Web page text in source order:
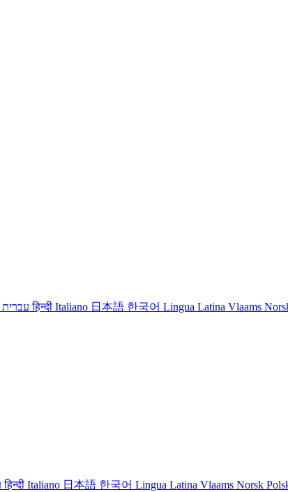
עבריתहिन्दी Italiano 日本語 한국어 Lingua Latina Vlaams
עבריתहिन्दी Italiano 日本語 한국어 Lingua Latina Vlaams Norsk